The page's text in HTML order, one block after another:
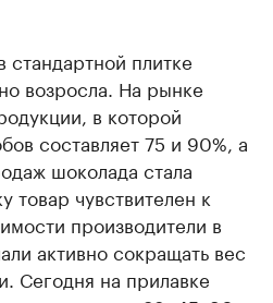
стандартной плитке
возросла. На рынке
в которой
составляет 75 и 90%, а
шоколада стала
товар чувствителен к
производители в
активно сокращать вес
Сегодня на прилавке